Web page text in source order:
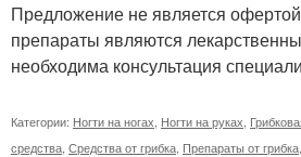
Предложение не является
препараты являются
необходима консультация
Категории: Ногти на ногах Ногти на руках
средства Средства от грибка Препараты от грибка